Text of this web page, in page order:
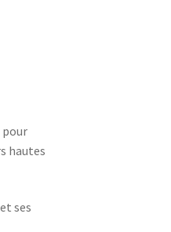
pour
hautes
ses